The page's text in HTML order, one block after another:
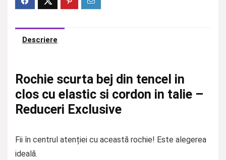
Descriere
Rochie scurta bej din tencel in
clos cu elastic si cordon in talie –
Reduceri Exclusive
Fii în centrul atenției cu această rochie! Este alegerea
ideală.